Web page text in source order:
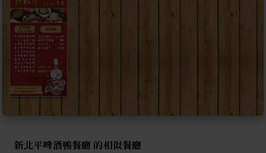
新北平啤酒鴨餐廳 的相似餐廳